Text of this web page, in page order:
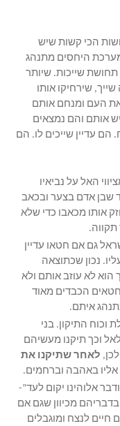
הכי קשות שיש
היחסים מתנהג
שייכות. שיותר
שירחיקו אותו
העם ומנחם אותם
אותם והם נמצאים
הם עדיין שייכים לו. הם
האל על נביאיו
שבן אדם בצער ובכאב
אותו מכאבו כדי שלא
תקווה.
גם אם חטאו עדיין
נכון שכתוצאה
לא עוזב אותם ולא
הכבדים מאוד
איתם.
וכוח התיקון. בני
וכך תיקנו מעשיהם
לאחר שתיקנו את
באהבה וברחמים.
אלוהינו יקום לעד”-
מכיוון שגם אם
חיים לנצח ומוגבלים